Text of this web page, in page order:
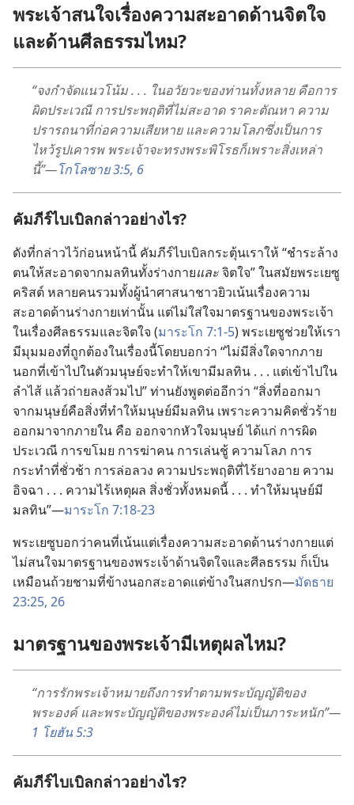
พระเจ้าสนใจเรื่องความสะอาดด้านจิตใจ
และด้านศีลธรรมไหม?
“จงกำจัดแนวโน้ม . . . ในอวัยวะของท่านทั้งหลาย คือการ
ผิดประเวณี การประพฤติที่ไม่สะอาด ราคะตัณหา ความ
ปรารถนาที่ก่อความเสียหาย และความโลภซึ่งเป็นการ
ไหว้รูปเคารพ พระเจ้าจะทรงพระพิโรธก็เพราะสิ่งเหล่า
นี้”—โกโลซาย 3:5, 6
คัมภีร์ไบเบิลกล่าวอย่างไร?
ดังที่กล่าวไว้ก่อนหน้านี้ คัมภีร์ไบเบิลกระตุ้นเราให้ “ชำระล้าง
ตนให้สะอาดจากมลทินทั้งร่างกายและจิตใจ” ในสมัยพระเยซู
คริสต์ หลายคนรวมทั้งผู้นำศาสนาชาวยิวเน้นเรื่องความ
สะอาดด้านร่างกายเท่านั้น แต่ไม่ใส่ใจมาตรฐานของพระเจ้า
ในเรื่องศีลธรรมและจิตใจ (มาระโก 7:1-5) พระเยซูช่วยให้เรา
มีมุมมองที่ถูกต้องในเรื่องนี้โดยบอกว่า “ไม่มีสิ่งใดจากภาย
นอกที่เข้าไปในตัวมนุษย์จะทำให้เขามีมลทิน . . . แต่เข้าไปใน
ลำไส้ แล้วถ่ายลงส้วมไป” ท่านยังพูดต่ออีกว่า “สิ่งที่ออกมา
จากมนุษย์คือสิ่งที่ทำให้มนุษย์มีมลทิน เพราะความคิดชั่วร้าย
ออกมาจากภายใน คือ ออกจากหัวใจมนุษย์ ได้แก่ การผิด
ประเวณี การขโมย การฆ่าคน การเล่นชู้ ความโลภ การ
กระทำที่ชั่วช้า การล่อลวง ความประพฤติที่ไร้ยางอาย ความ
อิจฉา . . . ความไร้เหตุผล สิ่งชั่วทั้งหมดนี้ . . . ทำให้มนุษย์มี
มลทิน”—มาระโก 7:18-23
พระเยซูบอกว่าคนที่เน้นแต่เรื่องความสะอาดด้านร่างกายแต่
ไม่สนใจมาตรฐานของพระเจ้าด้านจิตใจและศีลธรรม ก็เป็น
เหมือนถ้วยชามที่ข้างนอกสะอาดแต่ข้างในสกปรก—มัดธาย
23:25, 26
มาตรฐานของพระเจ้ามีเหตุผลไหม?
“การรักพระเจ้าหมายถึงการทำตามพระบัญญัติของ
พระองค์ และพระบัญญัติของพระองค์ไม่เป็นภาระหนัก”—
1 โยฮัน 5:3
คัมภีร์ไบเบิลกล่าวอย่างไร?